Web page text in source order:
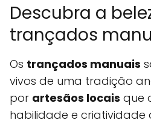
Descubra a
trançados
Os trançados manuais
vivos de uma tradição
por artesãos locais que
habilidade e criatividade